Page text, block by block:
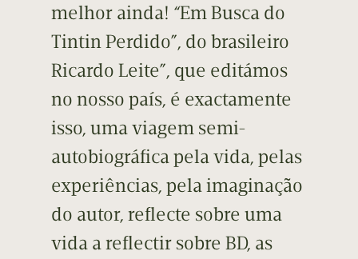
melhor ainda! “Em Busca do
Tintin Perdido”, do brasileiro
Ricardo Leite”, que editámos
no nosso país, é exactamente
isso, uma viagem semi-
autobiográfica pela vida, pelas
experiências, pela imaginação
do autor, reflecte sobre uma
vida a reflectir sobre BD, as